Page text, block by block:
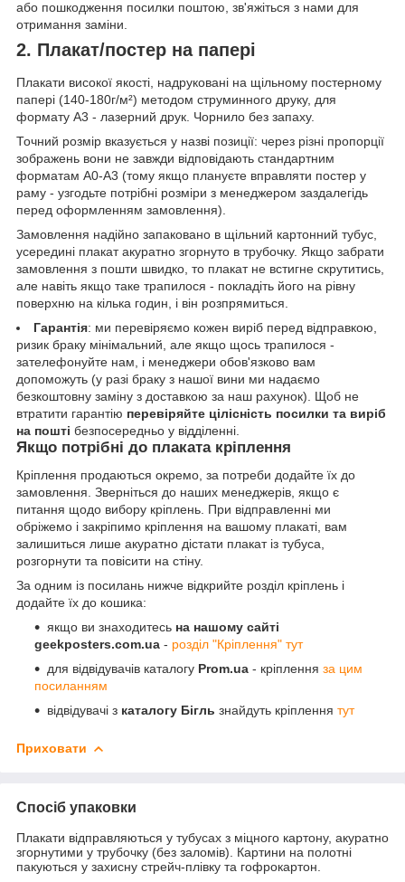
або пошкодження посилки поштою, зв'яжіться з нами для
отримання заміни.
2. Плакат/постер на папері
Плакати високої якості, надруковані на щільному постерному
папері (140-180г/м²) методом струминного друку, для
формату А3 - лазерний друк. Чорнило без запаху.
Точний розмір вказується у назві позиції: через різні пропорції
зображень вони не завжди відповідають стандартним
форматам А0-А3 (тому якщо плануєте вправляти постер у
раму - узгодьте потрібні розміри з менеджером заздалегідь
перед оформленням замовлення).
Замовлення надійно запаковано в щільний картонний тубус,
усередині плакат акуратно згорнуто в трубочку. Якщо забрати
замовлення з пошти швидко, то плакат не встигне скрутитись,
але навіть якщо таке трапилося - покладіть його на рівну
поверхню на кілька годин, і він розпрямиться.
Гарантія: ми перевіряємо кожен виріб перед відправкою,
ризик браку мінімальний, але якщо щось трапилося -
зателефонуйте нам, і менеджери обов'язково вам
допоможуть (у разі браку з нашої вини ми надаємо
безкоштовну заміну з доставкою за наш рахунок). Щоб не
втратити гарантію перевіряйте цілісність посилки та виріб
на пошті безпосередньо у відділенні.
Якщо потрібні до плаката кріплення
Кріплення продаються окремо, за потреби додайте їх до
замовлення. Зверніться до наших менеджерів, якщо є
питання щодо вибору кріплень. При відправленні ми
обріжемо і закріпимо кріплення на вашому плакаті, вам
залишиться лише акуратно дістати плакат із тубуса,
розгорнути та повісити на стіну.
За одним із посилань нижче відкрийте розділ кріплень і
додайте їх до кошика:
якщо ви знаходитесь на нашому сайті
geekposters.com.ua - розділ "Кріплення" тут
для відвідувачів каталогу Prom.ua - кріплення за цим
посиланням
відвідувачі з каталогу Бігль знайдуть кріплення тут
Приховати
Спосіб упаковки
Плакати відправляються у тубусах з міцного картону, акуратно
згорнутими у трубочку (без заломів). Картини на полотні
пакуються у захисну стрейч-плівку та гофрокартон.